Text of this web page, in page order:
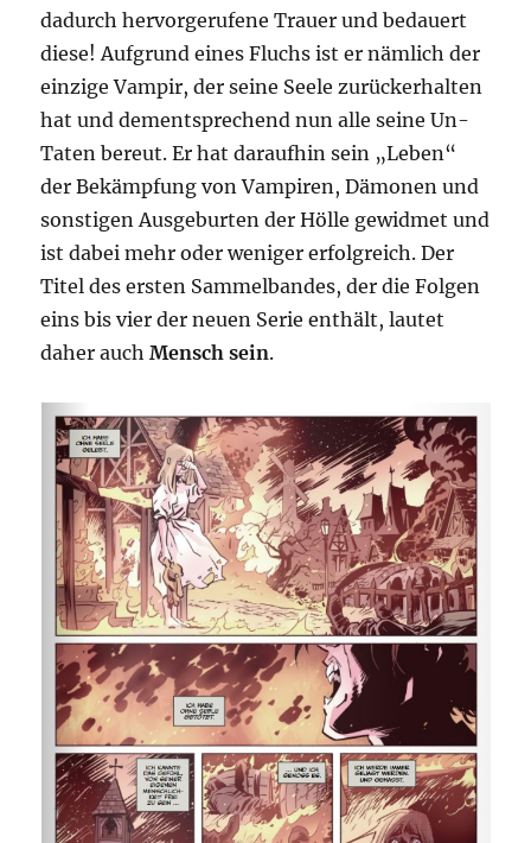
dadurch hervorgerufene Trauer und bedauert
diese! Aufgrund eines Fluchs ist er nämlich der
einzige Vampir, der seine Seele zurückerhalten
hat und dementsprechend nun alle seine Un-
Taten bereut. Er hat daraufhin sein „Leben“
der Bekämpfung von Vampiren, Dämonen und
sonstigen Ausgeburten der Hölle gewidmet und
ist dabei mehr oder weniger erfolgreich. Der
Titel des ersten Sammelbandes, der die Folgen
eins bis vier der neuen Serie enthält, lautet
daher auchMensch sein.